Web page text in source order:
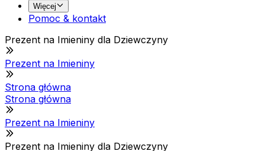
Więcej
Pomoc & kontakt
Prezent na Imieniny dla Dziewczyny
Prezent na Imieniny
Strona główna
Strona główna
Prezent na Imieniny
Prezent na Imieniny dla Dziewczyny